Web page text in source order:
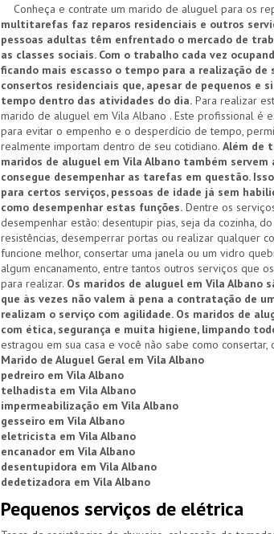
Conheça e contrate um marido de aluguel para os
multitarefas faz reparos residenciais e outros
pessoas adultas têm enfrentado o mercado de
as classes sociais. Com o trabalho cada vez
ficando mais escasso o tempo para a realização
consertos residenciais que, apesar de pequenos e
tempo dentro das atividades do dia. Para realizar
marido de aluguel em Vila Albano . Este profissional é
para evitar o empenho e o desperdício de tempo,
realmente importam dentro de seu cotidiano. Além de
maridos de aluguel em Vila Albano também
consegue desempenhar as tarefas em questão.
para certos serviços, pessoas de idade já sem
como desempenhar estas funções. Dentre os
desempenhar estão: desentupir pias, seja da cozinha,
resistências, desemperrar portas ou realizar qualquer
funcione melhor, consertar uma janela ou um vidro
algum encanamento, entre tantos outros serviços que
para realizar. Os maridos de aluguel em Vila Albano
que às vezes não valem à pena a contratação de
realizam o serviço com agilidade. Os maridos de
com ética, segurança e muita higiene, limpando
estragou em sua casa e você não sabe como
Marido de Aluguel Geral em Vila Albano
pedreiro em Vila Albano
telhadista em Vila Albano
impermeabilização em Vila Albano
gesseiro em Vila Albano
eletricista em Vila Albano
encanador em Vila Albano
desentupidora em Vila Albano
dedetizadora em Vila Albano
Pequenos serviços de elétrica